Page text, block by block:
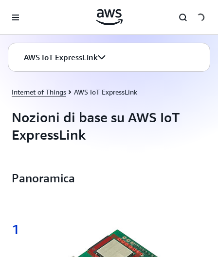
AWS IoT ExpressLink
Internet of Things AWS IoT ExpressLink
Nozioni di base su AWS IoT
ExpressLink
Panoramica
1